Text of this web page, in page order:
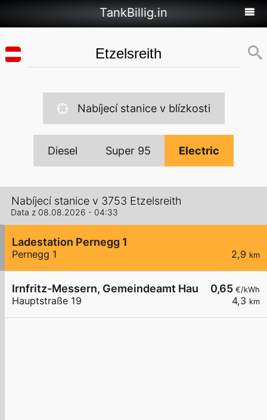
TankBillig.in
Nabíjecí stanice v blízkosti
Diesel Super 95 Electric
Nabíjecí stanice v 3753 Etzelsreith
Data z 08.08.2026 - 04:33
2,9 km
Ladestation Pernegg 1
Pernegg 1
0,65 €/kWh
4,3 km
Irnfritz-Messern, Gemeindeamt Hauptstr.
Hauptstraße 19